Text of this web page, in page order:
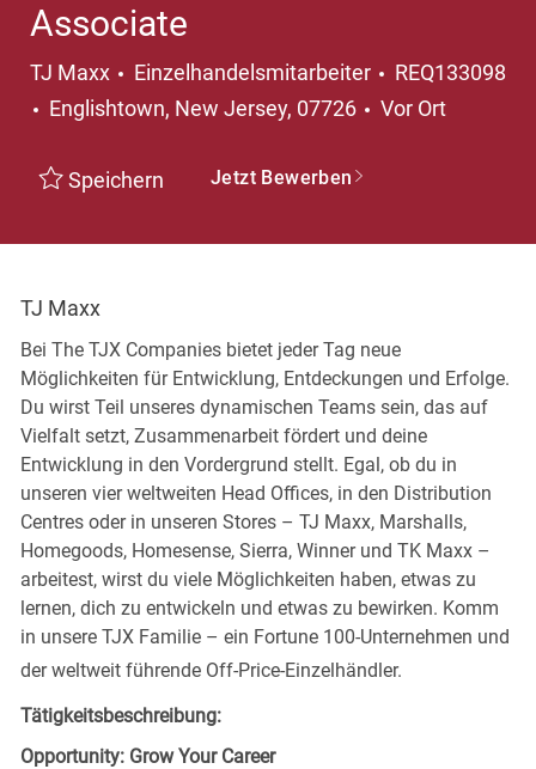
Associate
TJ Maxx Kategorie
Einzelhandelsmitarbeiter
REQ133098
Ort
Englishtown, New Jersey, 07726 Vor Ort
Speichern Jetzt Bewerben
TJ Maxx
Bei The TJX Companies bietet jeder Tag neue
Möglichkeiten für Entwicklung, Entdeckungen und Erfolge.
Du wirst Teil unseres dynamischen Teams sein, das auf
Vielfalt setzt, Zusammenarbeit fördert und deine
Entwicklung in den Vordergrund stellt. Egal, ob du in
unseren vier weltweiten Head Offices, in den Distribution
Centres oder in unseren Stores – TJ Maxx, Marshalls,
Homegoods, Homesense, Sierra, Winner und TK Maxx –
arbeitest, wirst du viele Möglichkeiten haben, etwas zu
lernen, dich zu entwickeln und etwas zu bewirken. Komm
in unsere TJX Familie – ein Fortune 100-Unternehmen und
der weltweit führende Off-Price-Einzelhändler.
Tätigkeitsbeschreibung:
Opportunity: Grow Your Career